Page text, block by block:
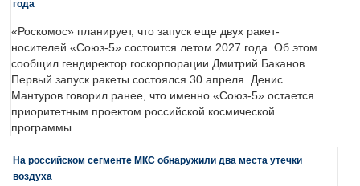
года
«Роскомос» планирует, что запуск еще двух ракет-
носителей «Союз-5» состоится летом 2027 года. Об этом
сообщил гендиректор госкорпорации Дмитрий Баканов.
Первый запуск ракеты состоялся 30 апреля. Денис
Мантуров говорил ранее, что именно «Союз-5» остается
приоритетным проектом российской космической
программы.
На российском сегменте МКС обнаружили два места утечки
воздуха